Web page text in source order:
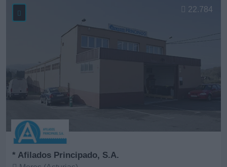
* Afilados Principado, S.A.
22.784